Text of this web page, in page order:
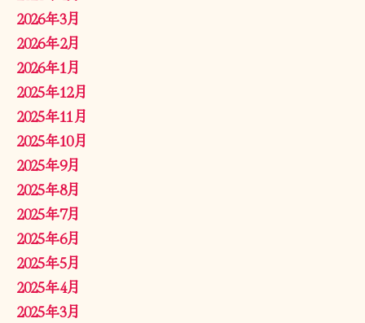
2026年3月
2026年2月
2026年1月
2025年12月
2025年11月
2025年10月
2025年9月
2025年8月
2025年7月
2025年6月
2025年5月
2025年4月
2025年3月